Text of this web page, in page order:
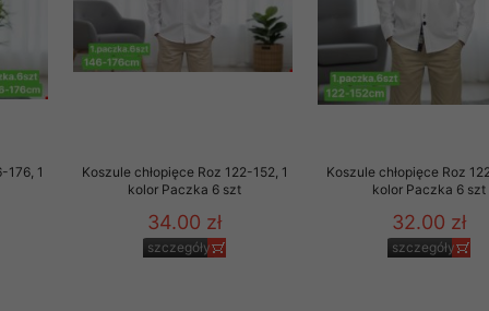
176, 1
Koszule chłopięce Roz 122-152, 1
kolor Paczka 6 szt
34.00 zł
szczegóły
Koszule chłopięce Roz
kolor Paczka 6 szt
32.00 zł
szczegóły
przez OMEZ
oraz usunięcia
zautomatyzowanemu
Twoich